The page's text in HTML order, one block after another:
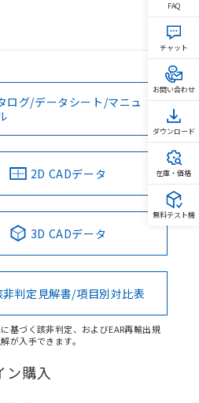
ログ/データシート/マニュ
2D CADデータ
3D CADデータ
非判定見解書/項目別対比表
基づく該非判定、およびEAR再輸出規
が入手できます。
ン購入
FAQ
チャット
お問い合わせ
ダウンロード
在庫・価格
無料テスト機